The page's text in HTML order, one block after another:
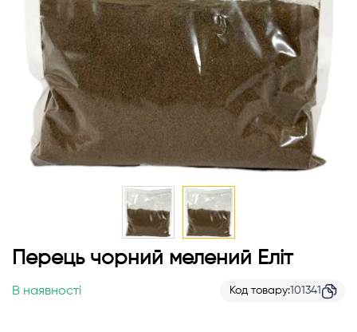
Перейти
до
Перець чорний мелений Еліт
В наявності Код товару 101341